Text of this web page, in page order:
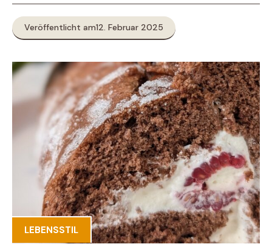
Veröffentlicht am12. Februar 2025
LEBENSSTIL